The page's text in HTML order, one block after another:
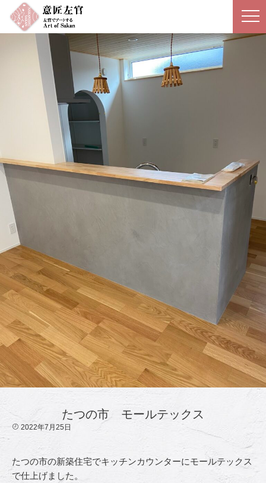
たつの市 モールテックス
2022年7月25日
たつの市の新築住宅でキッチンカウンターにモールテックス
で仕上げました。